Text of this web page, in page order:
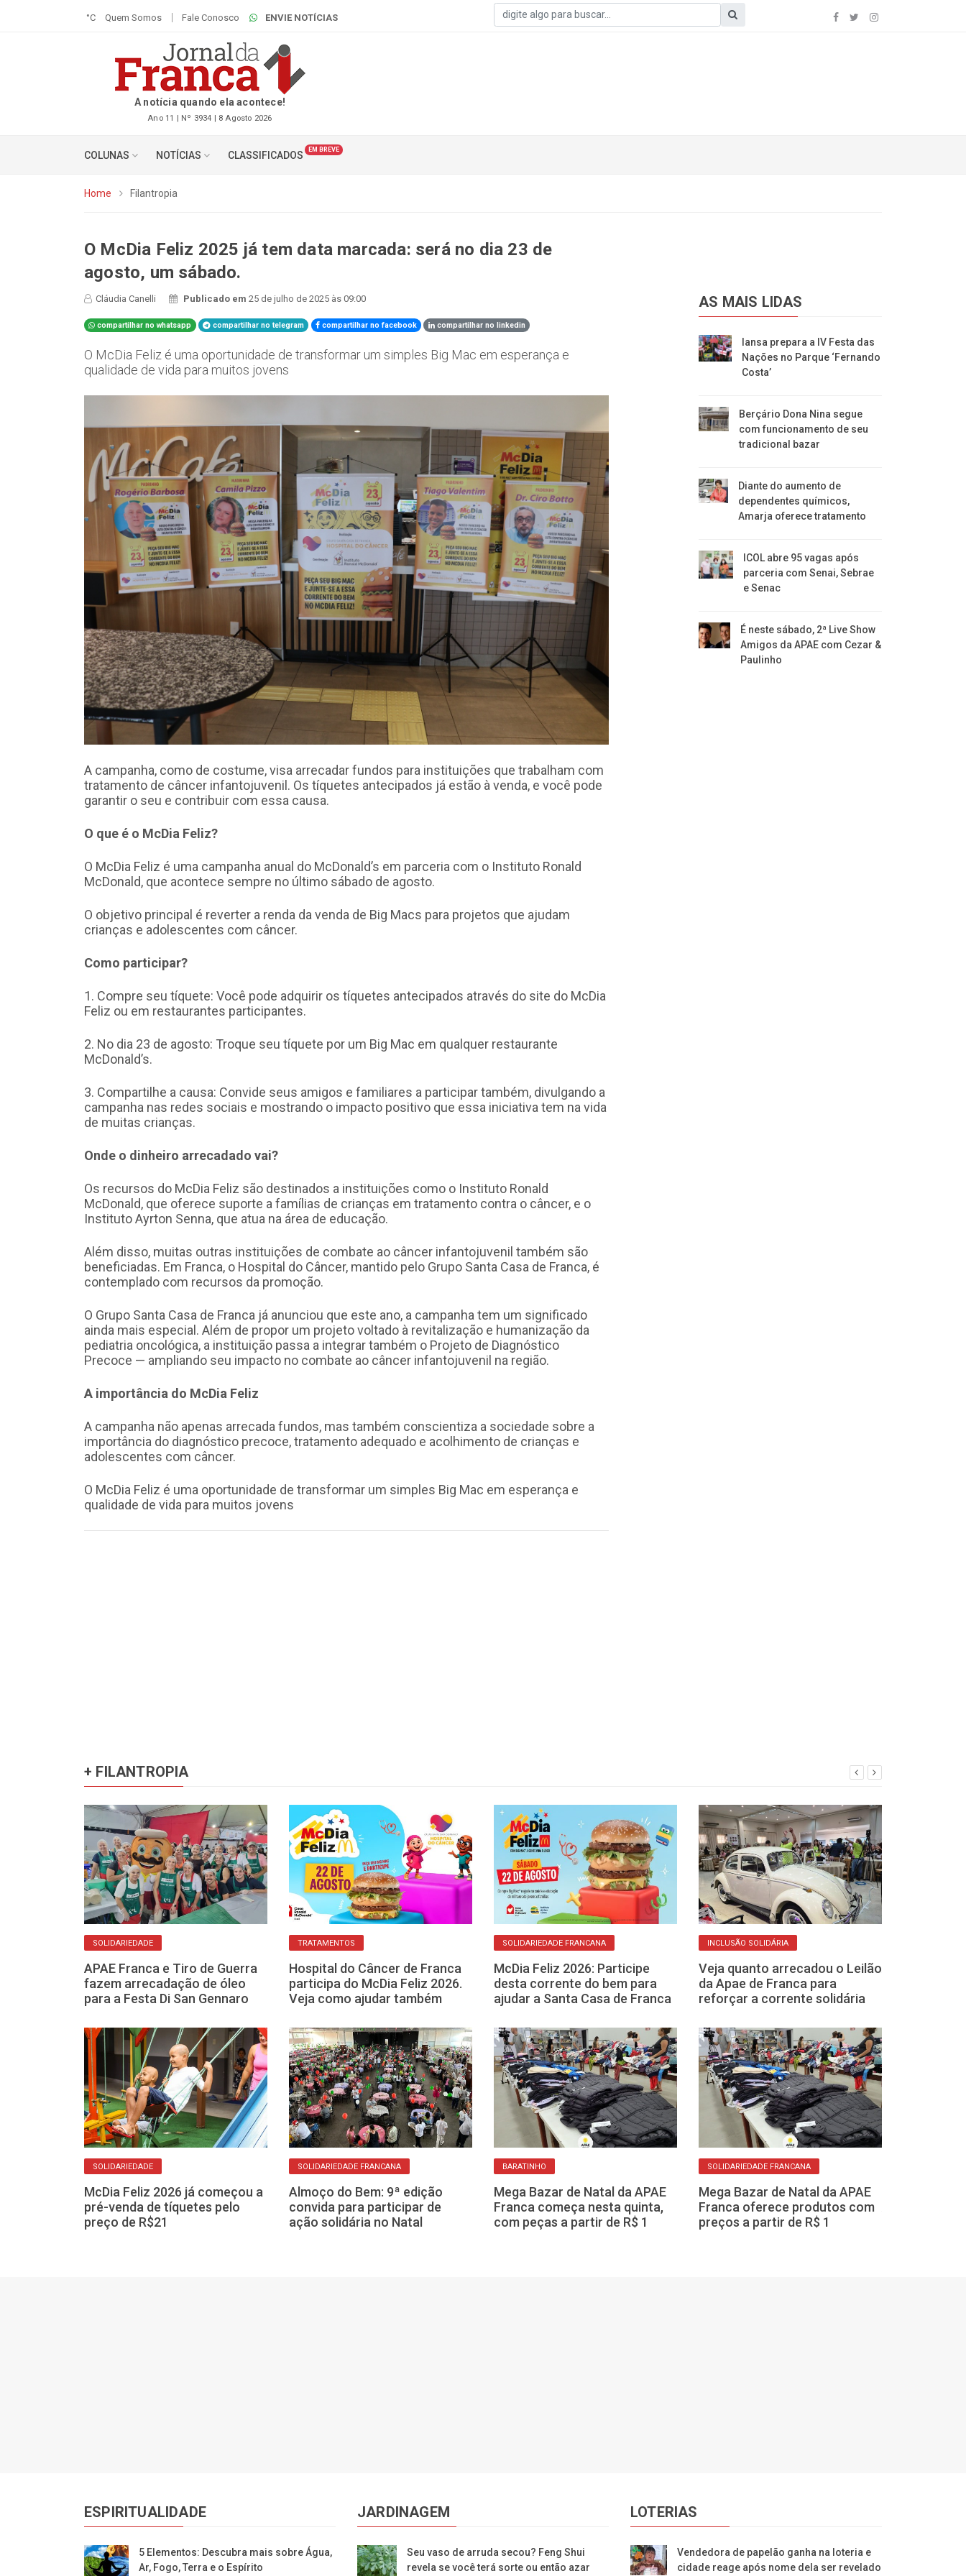
°C Quem Somos Fale Conosco ENVIE NOTÍCIAS
A notícia quando ela acontece!
Ano 11 | Nº 3934 | 8 Agosto 2026
COLUNAS NOTÍCIAS CLASSIFICADOS EM BREVE
Home Filantropia
O McDia Feliz 2025 já tem data marcada: será no dia 23 de
agosto, um sábado.
Cláudia Canelli Publicado em25 de julho de 2025 às 09:00
compartilhar no whatsapp compartilhar no telegram compartilhar no facebook compartilhar no linkedin
O McDia Feliz é uma oportunidade de transformar um simples Big Mac em esperança e
qualidade de vida para muitos jovens
A campanha, como de costume, visa arrecadar fundos para instituições que trabalham com
tratamento de câncer infantojuvenil. Os tíquetes antecipados já estão à venda, e você pode
garantir o seu e contribuir com essa causa.
O que é o McDia Feliz?
O McDia Feliz é uma campanha anual do McDonald’s em parceria com o Instituto Ronald
McDonald, que acontece sempre no último sábado de agosto.
O objetivo principal é reverter a renda da venda de Big Macs para projetos que ajudam
crianças e adolescentes com câncer.
Como participar?
1. Compre seu tíquete: Você pode adquirir os tíquetes antecipados através do site do McDia
Feliz ou em restaurantes participantes.
2. No dia 23 de agosto: Troque seu tíquete por um Big Mac em qualquer restaurante
McDonald’s.
3. Compartilhe a causa: Convide seus amigos e familiares a participar também, divulgando a
campanha nas redes sociais e mostrando o impacto positivo que essa iniciativa tem na vida
de muitas crianças.
Onde o dinheiro arrecadado vai?
Os recursos do McDia Feliz são destinados a instituições como o Instituto Ronald
McDonald, que oferece suporte a famílias de crianças em tratamento contra o câncer, e o
Instituto Ayrton Senna, que atua na área de educação.
Além disso, muitas outras instituições de combate ao câncer infantojuvenil também são
beneficiadas. Em Franca, o Hospital do Câncer, mantido pelo Grupo Santa Casa de Franca, é
contemplado com recursos da promoção.
O Grupo Santa Casa de Franca já anunciou que este ano, a campanha tem um significado
ainda mais especial. Além de propor um projeto voltado à revitalização e humanização da
pediatria oncológica, a instituição passa a integrar também o Projeto de Diagnóstico
Precoce — ampliando seu impacto no combate ao câncer infantojuvenil na região.
A importância do McDia Feliz
A campanha não apenas arrecada fundos, mas também conscientiza a sociedade sobre a
importância do diagnóstico precoce, tratamento adequado e acolhimento de crianças e
adolescentes com câncer.
O McDia Feliz é uma oportunidade de transformar um simples Big Mac em esperança e
qualidade de vida para muitos jovens
AS MAIS LIDAS
Iansa prepara a IV Festa das
Nações no Parque ‘Fernando
Costa’
Berçário Dona Nina segue
com funcionamento de seu
tradicional bazar
Diante do aumento de
dependentes químicos,
Amarja oferece tratamento
ICOL abre 95 vagas após
parceria com Senai, Sebrae
e Senac
É neste sábado, 2ª Live Show
Amigos da APAE com Cezar &
Paulinho
+ FILANTROPIA
SOLIDARIEDADE
APAE Franca e Tiro de Guerra
fazem arrecadação de óleo
para a Festa Di San Gennaro
TRATAMENTOS
Hospital do Câncer de Franca
participa do McDia Feliz 2026.
Veja como ajudar também
SOLIDARIEDADE FRANCANA
McDia Feliz 2026: Participe
desta corrente do bem para
ajudar a Santa Casa de Franca
INCLUSÃO SOLIDÁRIA
Veja quanto arrecadou o Leilão
da Apae de Franca para
reforçar a corrente solidária
SOLIDARIEDADE
McDia Feliz 2026 já começou a
pré-venda de tíquetes pelo
preço de R$21
SOLIDARIEDADE FRANCANA
Almoço do Bem: 9ª edição
convida para participar de
ação solidária no Natal
BARATINHO
Mega Bazar de Natal da APAE
Franca começa nesta quinta,
com peças a partir de R$ 1
SOLIDARIEDADE FRANCANA
Mega Bazar de Natal da APAE
Franca oferece produtos com
preços a partir de R$ 1
ESPIRITUALIDADE
5 Elementos: Descubra mais sobre Água,
Ar, Fogo, Terra e o Espírito
JARDINAGEM
Seu vaso de arruda secou? Feng Shui
revela se você terá sorte ou então azar
LOTERIAS
Vendedora de papelão ganha na loteria e
cidade reage após nome dela ser revelado